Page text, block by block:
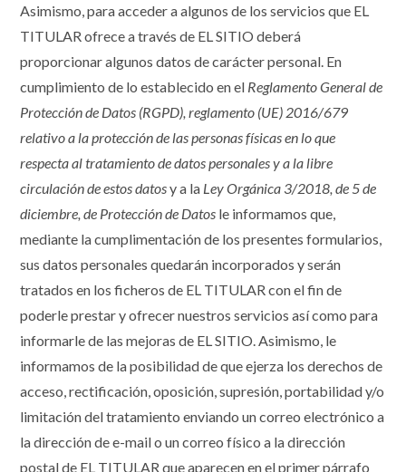
Asimismo, para acceder a algunos de los servicios que EL
TITULAR ofrece a través de EL SITIO deberá
proporcionar algunos datos de carácter personal. En
cumplimiento de lo establecido en el Reglamento General de
Protección de Datos (RGPD), reglamento (UE) 2016/679
relativo a la protección de las personas físicas en lo que
respecta al tratamiento de datos personales y a la libre
circulación de estos datosy a la Ley Orgánica 3/2018, de 5 de
diciembre, de Protección de Datos le informamos que,
mediante la cumplimentación de los presentes formularios,
sus datos personales quedarán incorporados y serán
tratados en los ficheros de EL TITULAR con el fin de
poderle prestar y ofrecer nuestros servicios así como para
informarle de las mejoras de EL SITIO. Asimismo, le
informamos de la posibilidad de que ejerza los derechos de
acceso, rectificación, oposición, supresión, portabilidad y/o
limitación del tratamiento enviando un correo electrónico a
la dirección de e-mail o un correo físico a la dirección
postal de EL TITULAR que aparecen en el primer párrafo